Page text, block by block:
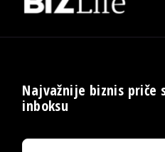
Najvažnije biznis priče
inboksu